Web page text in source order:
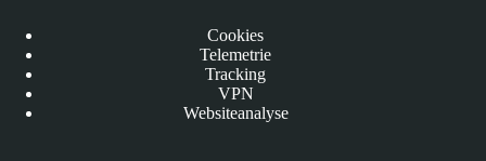
Cookies
Telemetrie
Tracking
VPN
Websiteanalyse